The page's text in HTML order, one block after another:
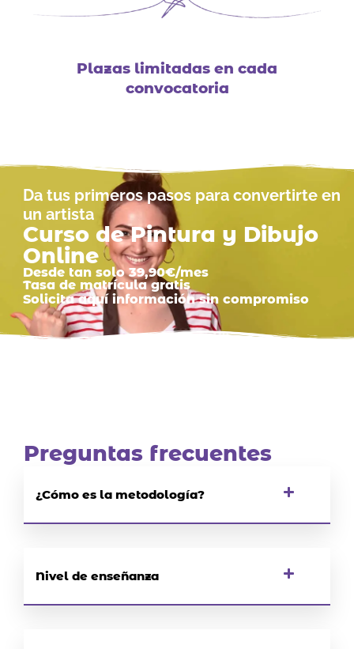
Plazas limitadas en cada
convocatoria
Da tus primeros pasos para convertirte en
un artista
Curso de Pintura y Dibujo
Online
Desde tan solo 39,90€/mes
Tasa de matrícula gratis
Solicita aquí información sin compromiso
Preguntas frecuentes
¿Cómo es la metodología?
Nivel de enseñanza